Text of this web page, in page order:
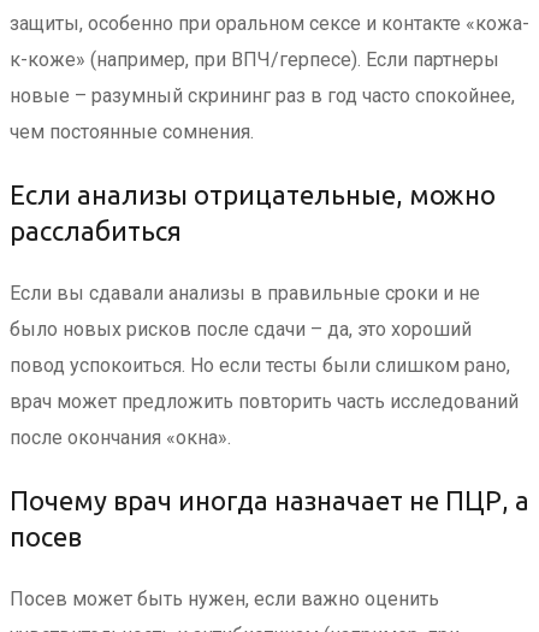
защиты, особенно при оральном сексе и контакте «кожа-
к-коже» (например, при ВПЧ/герпесе). Если партнеры
новые – разумный скрининг раз в год часто спокойнее,
чем постоянные сомнения.
Если анализы отрицательные, можно
расслабиться
Если вы сдавали анализы в правильные сроки и не
было новых рисков после сдачи – да, это хороший
повод успокоиться. Но если тесты были слишком рано,
врач может предложить повторить часть исследований
после окончания «окна».
Почему врач иногда назначает не ПЦР, а
посев
Посев может быть нужен, если важно оценить